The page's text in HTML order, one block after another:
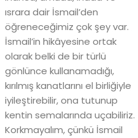
ısrara dair İsmail’den
öğreneceğimiz çok şey var.
İsmail’in hikâyesine ortak
olarak belki de bir türlü
gönlünce kullanamadığı,
kırılmış kanatlarını el birliğiyle
iyileştirebilir, ona tutunup
kentin semalarında uçabiliriz.
Korkmayalım, çünkü İsmail